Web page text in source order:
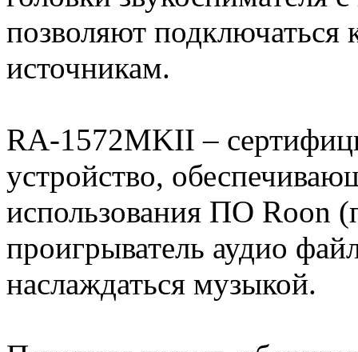
позволяют
источникам.
RA-1572MKII –
устройство,
использования ПО Roon
проигрыватель аудио
наслаждаться музыкой.